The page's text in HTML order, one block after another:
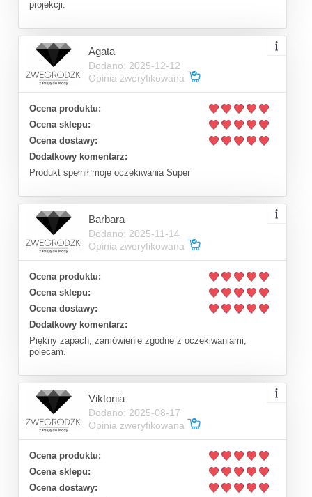
projekcji.
Agata
Dodano: 2025-12-12
Opinia zweryfikowana
Ocena produktu:
Ocena sklepu:
Ocena dostawy:
Dodatkowy komentarz:
Produkt spełnił moje oczekiwania Super
Barbara
Dodano: 2025-11-14
Opinia zweryfikowana
Ocena produktu:
Ocena sklepu:
Ocena dostawy:
Dodatkowy komentarz:
Piękny zapach, zamówienie zgodne z oczekiwaniami,
polecam.
Viktoriia
Dodano: 2025-08-17
Opinia zweryfikowana
Ocena produktu:
Ocena sklepu:
Ocena dostawy: